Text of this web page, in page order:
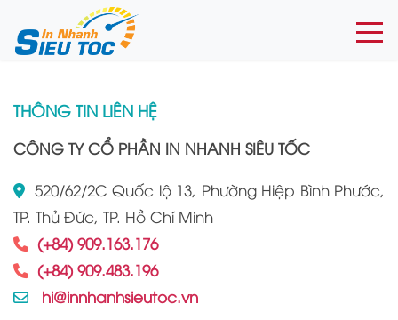
THÔNG TIN LIÊN HỆ
CÔNG TY CỔ PHẦN IN NHANH SIÊU TỐC
520/62/2C Quốc lộ 13, Phường Hiệp Bình Phước,
TP. Thủ Đức, TP. Hồ Chí Minh
(+84) 909.163.176
(+84) 909.483.196
hi@innhanhsieutoc.vn